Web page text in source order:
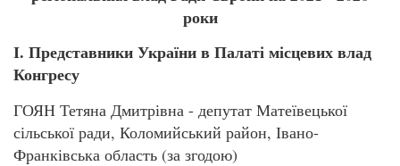
роки
І. Представники України в Палаті місцевих влад
Конгресу
ГОЯН Тетяна Дмитрівна - депутат Матеївецької
сільської ради, Коломийський район, Івано-
Франківська область (за згодою)